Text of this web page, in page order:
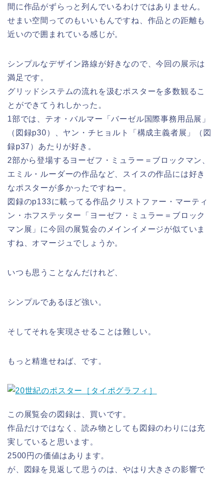
間に作品がずらっと列んでいるわけではありません。
せまい空間ってのもいいもんですね、作品との距離も
近いので囲まれている感じが。
シンプルなデザイン路線が好きなので、今回の展示は
満足です。
グリッドシステムの流れを汲むポスターを多数観るこ
とができてうれしかった。
1部では、テオ・バルマー「バーゼル国際事務用品展」
（図録p30）、ヤン・チヒョルト「構成主義者展」（図
録p37）あたりが好き。
2部から登場するヨーゼフ・ミュラー＝ブロックマン、
エミル・ルーダーの作品など、スイスの作品には好き
なポスターが多かったですねー。
図録のp133に載ってる作品クリストファー・マーティ
ン・ホフステッター「ヨーゼフ・ミュラー＝ブロック
マン展」に今回の展覧会のメインイメージが似ていま
すね、オマージュでしょうか。
いつも思うことなんだけれど、
シンプルであるほど強い。
そしてそれを実現させることは難しい。
もっと精進せねば、です。
この展覧会の図録は、買いです。
作品だけではなく、読み物としても図録のわりには充
実していると思います。
2500円の価値はあります。
が、図録を見返して思うのは、やはり大きさの影響で